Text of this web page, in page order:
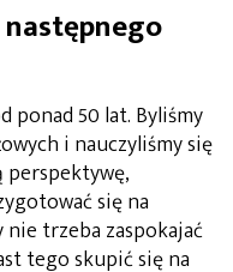
ponad 50 lat. Byliśmy
i nauczyliśmy się
perspektywę,
się na
nie trzeba zaspokajać
tego skupić się na